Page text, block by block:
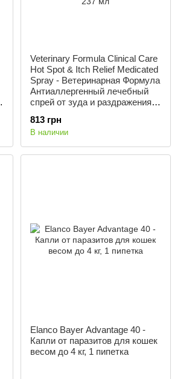
Veterinary Formula Clinical Care
Hot Spot & Itch Relief Medicated
Spray - Ветеринарная Формула
Антиаллергенный лечебный
спрей от зуда и раздражения
813 грн
В наличии
Elanco Bayer Advantage 40 -
Капли от паразитов для кошек
весом до 4 кг, 1 пипетка